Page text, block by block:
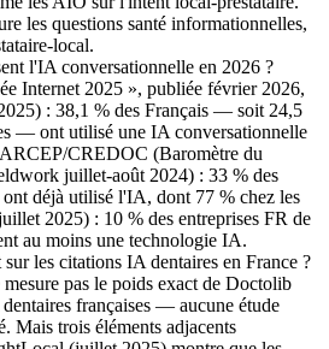
les questions santé informationnelles,
local.
l'IA conversationnelle en 2026 ?
Internet 2025 », publiée février 2026,
: 38,1 % des Français — soit 24,5
— ont utilisé une IA conversationnelle
CREDOC (Baromètre du
juillet-août 2024) : 33 % des
ont déjà utilisé l'IA, dont 77 % chez les
2025) : 10 % des entreprises FR de
au moins une technologie IA.
les citations IA dentaires en France ?
pas le poids exact de Doctolib
françaises — aucune étude
Mais trois éléments adjacents